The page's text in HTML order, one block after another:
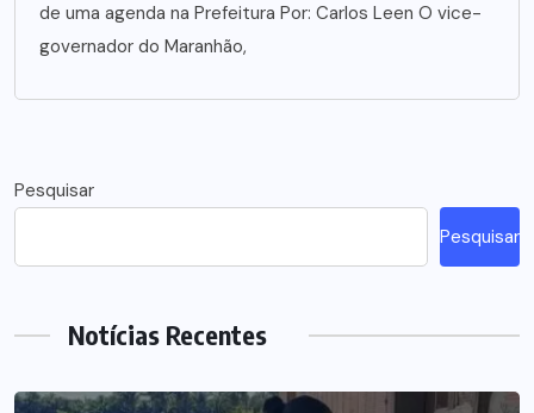
de uma agenda na Prefeitura Por: Carlos Leen O vice-
governador do Maranhão,
Pesquisar
Pesquisar
Notícias Recentes